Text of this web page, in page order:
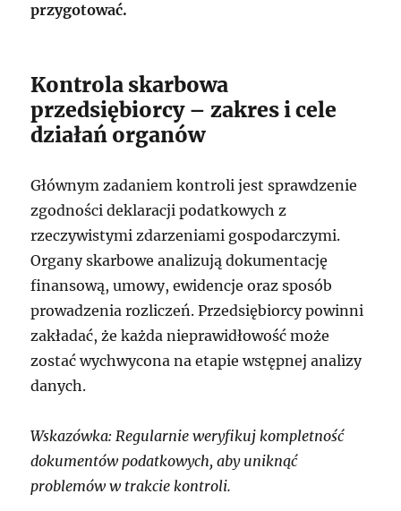
przygotować.
Kontrola skarbowa
przedsiębiorcy – zakres i cele
działań organów
Głównym zadaniem kontroli jest sprawdzenie
zgodności deklaracji podatkowych z
rzeczywistymi zdarzeniami gospodarczymi.
Organy skarbowe analizują dokumentację
finansową, umowy, ewidencje oraz sposób
prowadzenia rozliczeń. Przedsiębiorcy powinni
zakładać, że każda nieprawidłowość może
zostać wychwycona na etapie wstępnej analizy
danych.
Wskazówka: Regularnie weryfikuj kompletność
dokumentów podatkowych, aby uniknąć
problemów w trakcie kontroli.